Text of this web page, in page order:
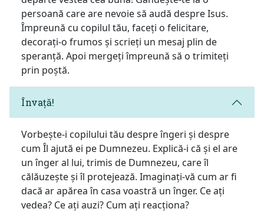
persoană care are nevoie să audă despre Isus.
Împreună cu copilul tău, faceți o felicitare,
decorați-o frumos și scrieți un mesaj plin de
speranță. Apoi mergeți împreună să o trimiteți
prin poștă.
Învață!
Vorbește-i copilului tău despre îngeri și despre
cum Îl ajută ei pe Dumnezeu. Explică-i că și el are
un înger al lui, trimis de Dumnezeu, care îl
călăuzește și îl protejează. Imaginați-vă cum ar fi
dacă ar apărea în casa voastră un înger. Ce ați
vedea? Ce ați auzi? Cum ați reacționa?